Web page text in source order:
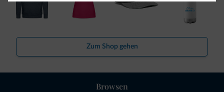
Zum Shop gehen
Browsen